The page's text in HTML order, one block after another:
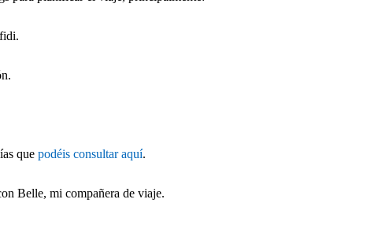
que podéis consultar aquí.
Belle, mi compañera de viaje.